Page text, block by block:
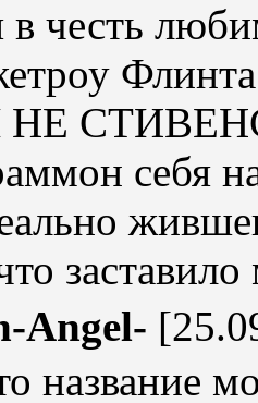
в честь
себя
заставило
Angel-
название